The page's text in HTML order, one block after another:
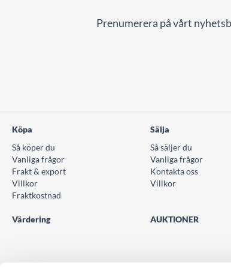
Prenumerera på vårt
Köpa
Så köper du
Vanliga frågor
Frakt & export
Villkor
Fraktkostnad
Sälja
Så säljer du
Vanliga frågor
Kontakta oss
Villkor
Värdering AUKTIONER